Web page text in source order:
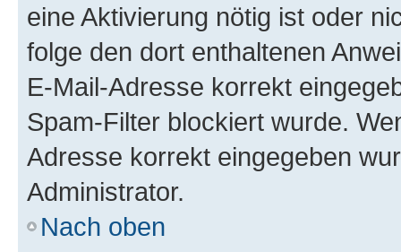
eine Aktivierung nötig ist oder
folge den dort enthaltenen
E-Mail-Adresse korrekt
Spam-Filter blockiert wurde.
Adresse korrekt eingegeben
Administrator.
Nach oben